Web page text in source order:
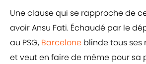
Une clause qui se rapproche de
avoir Ansu Fati. Échaudé par le
au PSG, Barcelone blinde tous ses
et veut en faire de même pour sa